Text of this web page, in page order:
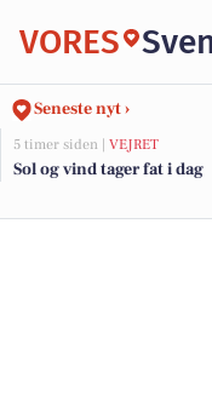
VORES
Seneste nyt ›
5 timer siden | VEJRET
Sol og vind tager fat i dag